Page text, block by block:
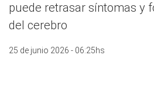
puede retrasar síntomas y
del cerebro
25 de junio 2026 - 06:25hs